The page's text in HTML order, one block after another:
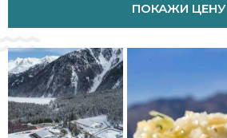
ПОКАЖИ ЦЕНУ